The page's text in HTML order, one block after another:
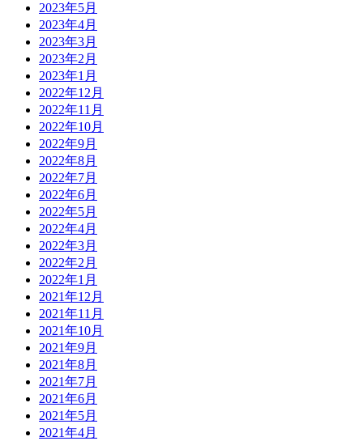
2023年5月
2023年4月
2023年3月
2023年2月
2023年1月
2022年12月
2022年11月
2022年10月
2022年9月
2022年8月
2022年7月
2022年6月
2022年5月
2022年4月
2022年3月
2022年2月
2022年1月
2021年12月
2021年11月
2021年10月
2021年9月
2021年8月
2021年7月
2021年6月
2021年5月
2021年4月